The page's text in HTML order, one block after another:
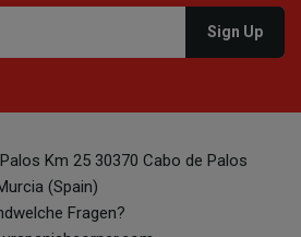
Km 25 30370 Cabo de Palos
(Spain)
Fragen?